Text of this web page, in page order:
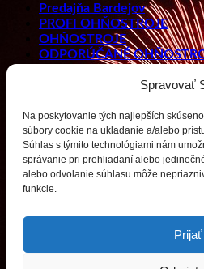
Spravovať
Na poskytovanie tých najlepších
súbory cookie na ukladanie a/alebo
Súhlas s týmito technológiami nám
správanie pri prehliadaní alebo
alebo odvolanie súhlasu môže
funkcie.
Prijať
Predajňa Bardejov
PROFI OHŇOSTROJE
OHŇOSTROJE
ODPORÚČANÉ
DETSKÁ-PYROTECHNIKA
DOPLNKY
Kontakty
Prihlásenie
Email:
Prihlásenie
Používateľské meno alebo e-mailová
Heslo*